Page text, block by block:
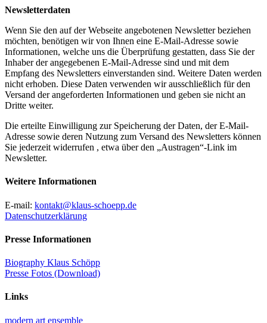
Newsletterdaten
Wenn Sie den auf der Webseite angebotenen Newsletter beziehen
möchten, benötigen wir von Ihnen eine E-Mail-Adresse sowie
Informationen, welche uns die Überprüfung gestatten, dass Sie der
Inhaber der angegebenen E-Mail-Adresse sind und mit dem
Empfang des Newsletters einverstanden sind. Weitere Daten werden
nicht erhoben. Diese Daten verwenden wir ausschließlich für den
Versand der angeforderten Informationen und geben sie nicht an
Dritte weiter.
Die erteilte Einwilligung zur Speicherung der Daten, der E-Mail-
Adresse sowie deren Nutzung zum Versand des Newsletters können
Sie jederzeit widerrufen , etwa über den „Austragen“-Link im
Newsletter.
Weitere Informationen
E-mail: kontakt@klaus-schoepp.de
Datenschutzerklärung
Presse Informationen
Biography Klaus Schöpp
Presse Fotos (Download)
Links
modern art ensemble